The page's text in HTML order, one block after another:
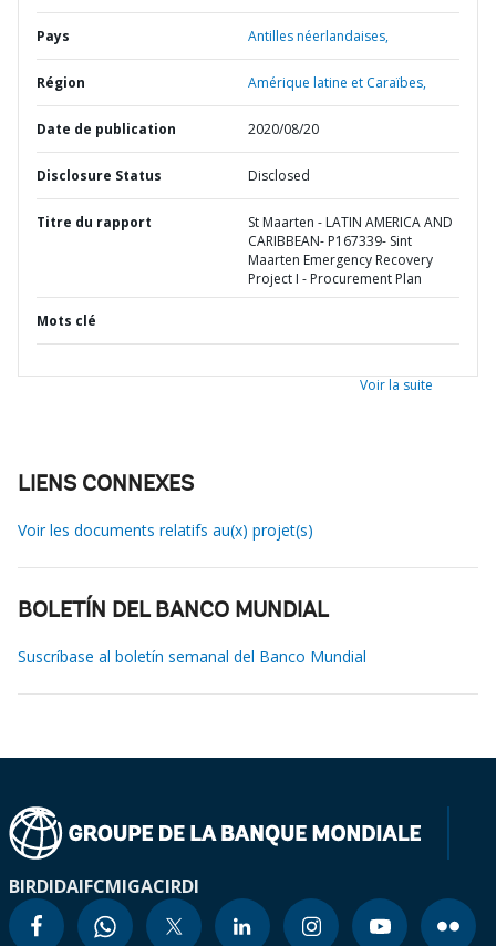
Pays Antilles néerlandaises,
Région Amérique latine et Caraïbes,
Date de publication 2020/08/20
Disclosure Status Disclosed
Titre du rapport
St Maarten - LATIN AMERICA AND
CARIBBEAN- P167339- Sint
Maarten Emergency Recovery
Project I - Procurement Plan
Mots clé
Voir la suite
LIENS CONNEXES
Voir les documents relatifs au(x) projet(s)
BOLETÍN DEL BANCO MUNDIAL
Suscríbase al boletín semanal del Banco Mundial
BIRDIDAIFCMIGACIRDI